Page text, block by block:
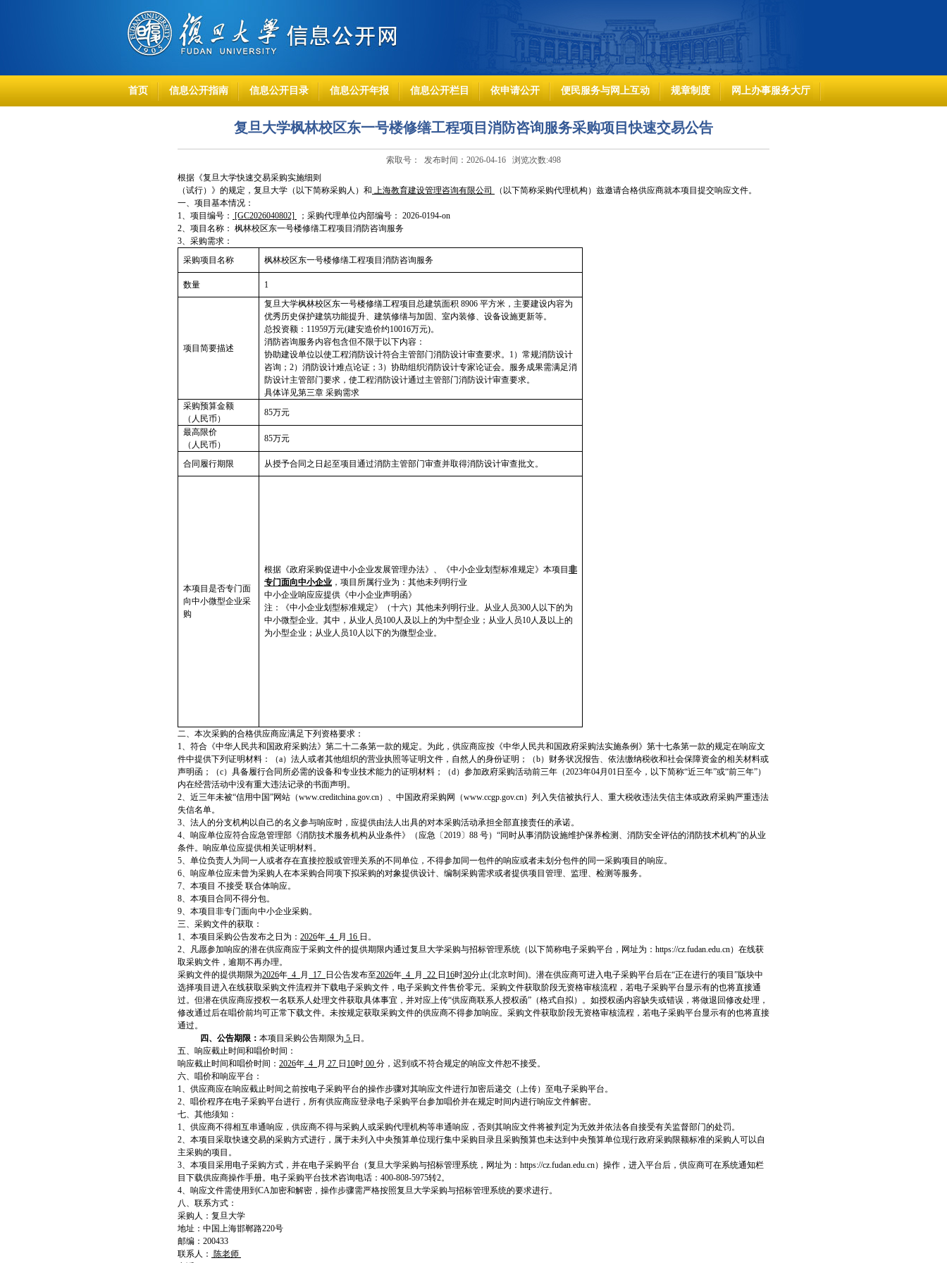
首页 信息公开指南 信息公开目录 信息公开年报 信息公开栏目 依申请公开 便民服务与网上互动 规章制度 网上办事服务大厅
复旦大学枫林校区东一号楼修缮工程项目消防咨询服务采购项目快速交易公告
索取号： 发布时间：2026-04-16 浏览次数:498
根据《复旦大学快速交易采购实施细则
（试行） 》的规定， 复旦大学（以下简称采购人）和 上海教育建设管理咨询有限公司
（以下简称采购代理机构）兹邀请合格供应商就本项目提交响应文件。
一、项目基本情况：
1、项目编号： [GC2026040802]
；采购代理单位内部编号： 2026-0194-on
2、项目名称： 枫林校区东一号楼修缮工程项目消防咨询服务
3、采购需求：
采购项目名称
枫林校区东一号楼修缮工程项目消防咨询服务
数量 1
项目简要描述
复旦大学枫林校区东一号楼修缮工程项目总建筑面积 8906 平方米，主要建设内容为
优秀历史保护建筑功能提升、建筑修缮与加固、室内装修、设备设施更新等。
总投资额：11959万元(建安造价约10016万元)。
消防咨询服务内容包含但不限于以下内容：
协助建设单位以使工程消防设计符合主管部门消防设计审查要求。1）常规消防设计
咨询；2）消防设计难点论证；3）协助组织消防设计专家论证会。服务成果需满足消
防设计主管部门要求，使工程消防设计通过主管部门消防设计审查要求。
具体详见第三章 采购需求
采购预算金额
（人民币）
85万元
最高限价
（人民币）
85万元
合同履行期限 从授予合同之日起至项目通过消防主管部门审查并取得消防设计审查批文。
本项目是否专门面
向中小微型企业采
购
根据《政府采购促进中小企业发展管理办法》、《中小企业划型标准规定》本项目 非
专门面向中小企业 ，项目所属行业为：其他未列明行业
中小企业响应应提供《中小企业声明函》
注：《中小企业划型标准规定》（十六）其他未列明行业。从业人员300人以下的为
中小微型企业。其中，从业人员100人及以上的为中型企业；从业人员10人及以上的
为小型企业；从业人员10人以下的为微型企业。
二、本次采购的合格供应商应满足下列资格要求：
1、符合《中华人民共和国政府采购法》第二十二条第一款的规定。为此，供应商应按《中华人民共和国政府采购法实施条例》第十七条第一款的规定在响应文
件中提供下列证明材料：（a）法人或者其他组织的营业执照等证明文件，自然人的身份证明；（b）财务状况报告、依法缴纳税收和社会保障资金的相关材料或
声明函；（c）具备履行合同所必需的设备和专业技术能力的证明材料；（d）参加政府采购活动前三年（2023年04月01日至今，以下简称“近三年”或“前三年”）
内在经营活动中没有重大违法记录的书面声明。
2、近三年未被“信用中国”网站（www.creditchina.gov.cn）、中国政府采购网（www.ccgp.gov.cn）列入失信被执行人、重大税收违法失信主体或政府采购严重违法
失信名单。
3、法人的分支机构以自己的名义参与响应时，应提供由法人出具的对本采购活动承担全部直接责任的承诺。
4、响应单位应符合应急管理部《消防技术服务机构从业条件》（应急〔2019〕88 号）“同时从事消防设施维护保养检测、消防安全评估的消防技术机构”的从业
条件。响应单位应提供相关证明材料。
5、单位负责人为同一人或者存在直接控股或管理关系的不同单位，不得参加同一包件的响应或者未划分包件的同一采购项目的响应。
6、响应单位应未曾为采购人在本采购合同项下拟采购的对象提供设计、编制采购需求或者提供项目管理、监理、检测等服务。
7、本项目 不接受 联合体响应。
8、本项目合同不得分包。
9、本项目非专门面向中小企业采购。
三、采购文件的获取：
1、本项目采购公告发布之日为： 2026年 4 月 16 日。
2、凡愿参加响应的潜在供应商应于采购文件的提供期限内通过复旦大学采购与招标管理系统（以下简称电子采购平台，网址为：https://cz.fudan.edu.cn）在线获
取采购文件，逾期不再办理。
采购文件的提供期限为2026年 4 月 17 日公告发布至2026年 4 月 22 日 16时30分止(北京时间)。潜在供应商可进入电子采购平台后在“正在进行的项目”版块中
选择项目进入在线获取采购文件流程并下载电子采购文件，电子采购文件售价零元。采购文件获取阶段无资格审核流程，若电子采购平台显示有的也将直接通
过。但潜在供应商应授权一名联系人处理文件获取具体事宜，并对应上传“供应商联系人授权函”（格式自拟）。如授权函内容缺失或错误，将做退回修改处理，
修改通过后在唱价前均可正常下载文件。未按规定获取采购文件的供应商不得参加响应。采购文件获取阶段无资格审核流程，若电子采购平台显示有的也将直接
通过。
四、公告期限： 本项目采购公告期限为 5 日。
五、响应截止时间和唱价时间：
响应截止时间和唱价时间： 2026年 4 月 27 日 10时 00 分，迟到或不符合规定的响应文件恕不接受。
六、唱价和响应平台：
1、供应商应在响应截止时间之前按电子采购平台的操作步骤对其响应文件进行加密后递交（上传）至电子采购平台。
2、唱价程序在电子采购平台进行，所有供应商应登录电子采购平台参加唱价并在规定时间内进行响应文件解密。
七、其他须知：
1、供应商不得相互串通响应，供应商不得与采购人或采购代理机构等串通响应，否则其响应文件将被判定为无效并依法各自接受有关监督部门的处罚。
2、本项目采取快速交易的采购方式进行，属于未列入中央预算单位现行集中采购目录且采购预算也未达到中央预算单位现行政府采购限额标准的采购人可以自
主采购的项目。
3、本项目采用电子采购方式，并在电子采购平台（复旦大学采购与招标管理系统，网址为：https://cz.fudan.edu.cn）操作，进入平台后，供应商可在系统通知栏
目下载供应商操作手册。电子采购平台技术咨询电话：400-808-5975转2。
4、响应文件需使用到CA加密和解密，操作步骤需严格按照复旦大学采购与招标管理系统的要求进行。
八、联系方式：
采购人：复旦大学
地址：中国上海邯郸路220号
邮编：200433
联系人：
陈老师